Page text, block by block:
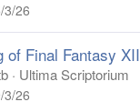
3/26
of Final Fantasy XII
Ultima Scriptorium
3/26